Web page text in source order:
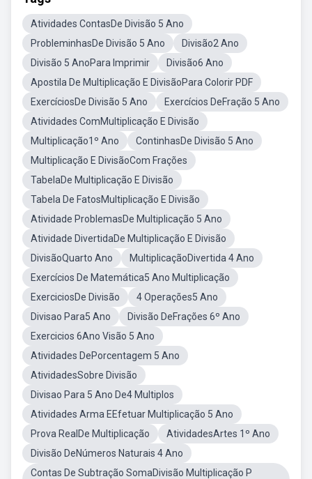
Atividades ContasDe Divisão 5 Ano
ProbleminhasDe Divisão 5 Ano
Divisão2 Ano
Divisão 5 AnoPara Imprimir
Divisão6 Ano
Apostila De Multiplicação E DivisãoPara Colorir PDF
ExercíciosDe Divisão 5 Ano
Exercícios DeFração 5 Ano
Atividades ComMultiplicação E Divisão
Multiplicação1º Ano
ContinhasDe Divisão 5 Ano
Multiplicação E DivisãoCom Frações
TabelaDe Multiplicação E Divisão
Tabela De FatosMultiplicação E Divisão
Atividade ProblemasDe Multiplicação 5 Ano
Atividade DivertidaDe Multiplicação E Divisão
DivisãoQuarto Ano
MultiplicaçãoDivertida 4 Ano
Exercícios De Matemática5 Ano Multiplicação
ExerciciosDe Divisão
4 Operações5 Ano
Divisao Para5 Ano
Divisão DeFrações 6º Ano
Exercicios 6Ano Visão 5 Ano
Atividades DePorcentagem 5 Ano
AtividadesSobre Divisão
Divisao Para 5 Ano De4 Multiplos
Atividades Arma EEfetuar Multiplicação 5 Ano
Prova RealDe Multiplicação
AtividadesArtes 1º Ano
Divisão DeNúmeros Naturais 4 Ano
Contas De Subtração SomaDivisão Multiplicação P